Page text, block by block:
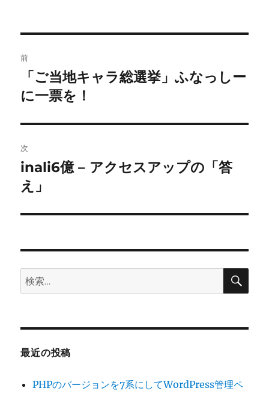
稿
ナ
ビ
ゲ
ー
シ
ン
前
前
の
稿:
「ご当地キャラ総選挙」ふなっしー
に一票を！
次
次
の
稿:
inali6億 – アクセスアップの「答
え」
検
索:
検
最近の投稿
PHPのバージョンを7系にしてWordPress管理ペ